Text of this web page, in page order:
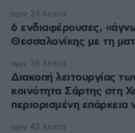
6 ενδιαφέρουσες,
Θεσσαλονίκης με τη
πριν 24 λεπτά
Διακοπή λειτουργίας
κοινότητα Σάρτης στη
περιορισμένη επάρκεια
πριν 36 λεπτά
πριν 42 λεπτά